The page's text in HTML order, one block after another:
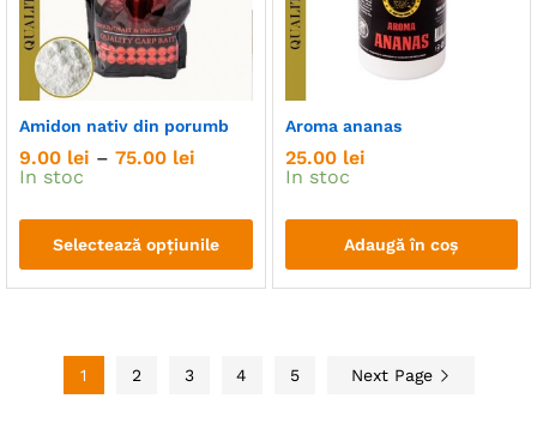
pot
fi
în
pagina
produsului.
Amidon nativ din porumb
9.00 lei – 75.00 lei
la
75.00 lei
In stoc
Selectează opțiunile
Aroma ananas
25.00 lei
In stoc
Adaugă în coș
1 2 3 4 5 Next Page